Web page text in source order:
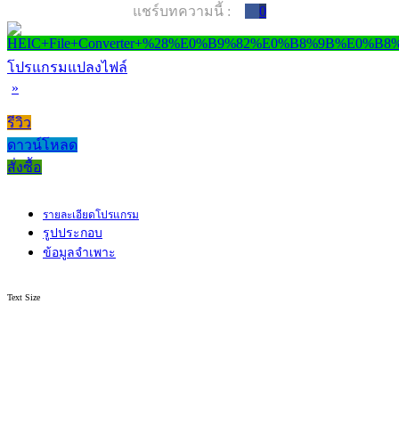
แชร์บทความนี้ : 0
โปรแกรมแปลงไฟล์
»
รีวิว
ดาวน์โหลด
สั่งซื้อ
รายละเอียดโปรแกรม
รูปประกอบ
ข้อมูลจำเพาะ
Text Size